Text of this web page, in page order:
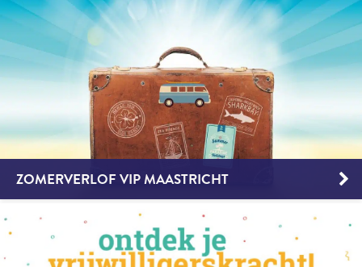
ZOMERVERLOF VIP MAASTRICHT